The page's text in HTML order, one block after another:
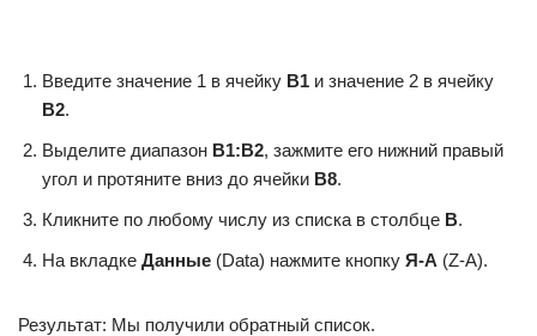
Введите значение 1 в ячейку B1 и значение 2 в ячейку
B2.
Выделите диапазон B1:B2, зажмите его нижний правый
угол и протяните вниз до ячейки В8.
Кликните по любому числу из списка в столбце B.
На вкладке Данные (Data) нажмите кнопку Я-А (Z-A).
Результат: Мы получили обратный список.